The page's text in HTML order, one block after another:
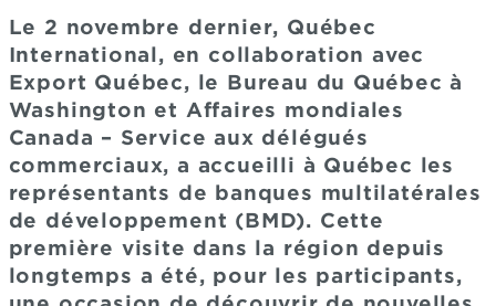
Le 2 novembre dernier, Québec
International, en collaboration avec
Export Québec, le Bureau du Québec à
Washington et Affaires mondiales
Canada – Service aux délégués
commerciaux, a accueilli à Québec les
représentants de banques multilatérales
de développement (BMD). Cette
première visite dans la région depuis
longtemps a été, pour les participants,